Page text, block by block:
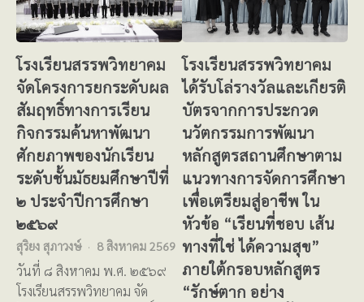
โรงเรียนสรรพวิทยาคม
จัดโครงการยกระดับผล
สัมฤทธิ์ทางการเรียน
กิจกรรมค้นหาพัฒนา
ศักยภาพของนักเรียน
ระดับชั้นมัธยมศึกษาปีที่
๒ ประจำปีการศึกษา
๒๕๖๙
สุริยง สุภาวงษ์ 8 สิงหาคม 2569
วันที่ ๘ สิงหาคม พ.ศ. ๒๕๖๙
โรงเรียนสรรพวิทยาคม จัด
โรงเรียนสรรพวิทยาคม
ได้รับโล่รางวัลและเกียรติ
บัตรจากการประกวด
นวัตกรรมการพัฒนา
หลักสูตรสถานศึกษาตาม
แนวทางการจัดการศึกษา
เพื่อเตรียมสู่อาชีพ ใน
หัวข้อ “เรียนที่ชอบ เส้น
ทางที่ใช่ ได้ความสุข”
ภายใต้กรอบหลักสูตร
“รักษ์ตาก อย่าง